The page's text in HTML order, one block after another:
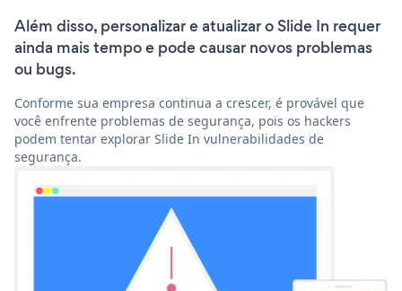
Além disso, personalizar e atualizar o Slide In requer
ainda mais tempo e pode causar novos problemas
ou bugs.
Conforme sua empresa continua a crescer, é provável que
você enfrente problemas de segurança, pois os hackers
podem tentar explorar Slide In vulnerabilidades de
segurança.